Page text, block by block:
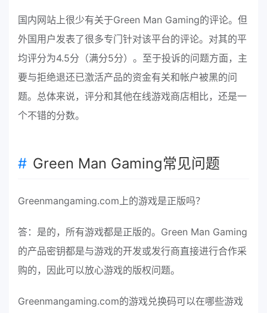
国内网站上很少有关于Green Man Gaming的评论。但
外国用户发表了很多专门针对该平台的评论。对其的平
均评分为4.5分（满分5分）。至于投诉的问题方面，主
要与拒绝退还已激活产品的资金有关和帐户被黑的问
题。总体来说，评分和其他在线游戏商店相比，还是一
个不错的分数。
Green Man Gaming常见问题
Greenmangaming.com上的游戏是正版吗？
答：是的，所有游戏都是正版的。Green Man Gaming
的产品密钥都是与游戏的开发或发行商直接进行合作采
购的，因此可以放心游戏的版权问题。
Greenmangaming.com的游戏兑换码可以在哪些游戏